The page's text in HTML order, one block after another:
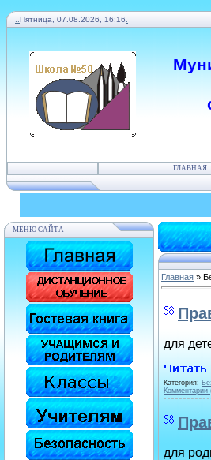
Пятница, 07.08.2026, 16:16
ГЛАВНАЯ
МЕНЮ САЙТА
Главная »
для
Категория:
Комментарии
для